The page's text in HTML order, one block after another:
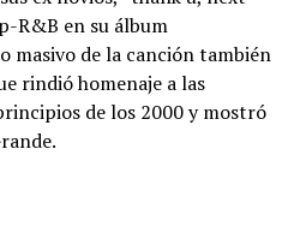
R&B en su álbum
masivo de la canción también
rindió homenaje a las
de los 2000 y mostró